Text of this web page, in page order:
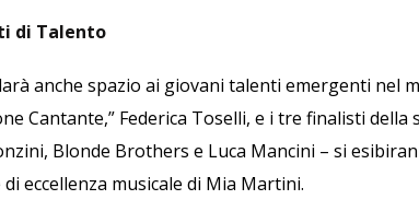
di Talento
anche spazio ai giovani talenti emergenti nel
Cantante,” Federica Toselli, e i tre finalisti della
Blonde Brothers e Luca Mancini – si
eccellenza musicale di Mia Martini.